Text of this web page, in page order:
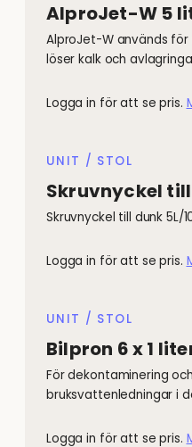
AlproJet-W 5
AlproJet-W används
löser kalk och
Logga in för att se pris.
UNIT / STOL
Skruvnyckel till
Skruvnyckel till dunk 5L/
Logga in för att se pris.
UNIT / STOL
Bilpron 6 x 1
För dekontaminering
bruksvattenledningar i
Logga in för att se pris.